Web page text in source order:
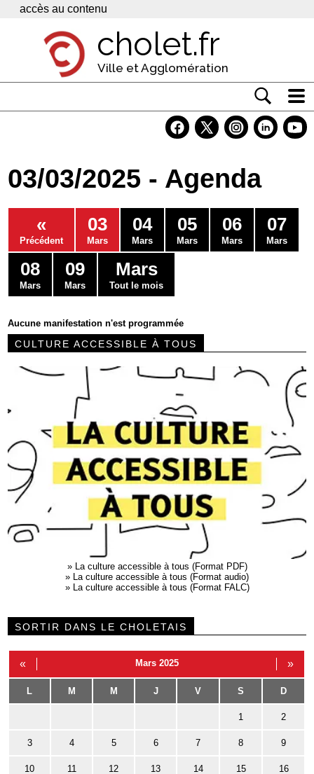
Panneau de gestion des cookies
accès au contenu
cholet.fr
Ville et Agglomération
Economie
Services
Contacts
03/03/2025 - Agenda
«
Précédent
03
Mars
04
Mars
05
Mars
06
Mars
07
Mars
08
Mars
09
Mars
Mars
Tout le mois
Aucune manifestation n'est programmée
CULTURE ACCESSIBLE À TOUS
»
La culture accessible à tous (Format PDF)
»
La culture accessible à tous (Format audio)
»
La culture accessible à tous (Format FALC)
SORTIR DANS LE CHOLETAIS
« Mars 2025 »
L M M J V S D
1 2
3 4 5 6 7 8 9
10 11 12 13 14 15 16